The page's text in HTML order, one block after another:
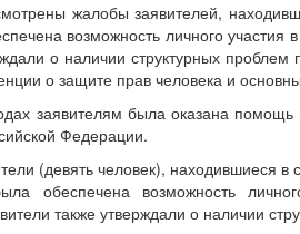
жалобы заявителей,
возможность личного участия
о наличии структурных
о защите прав человека и
заявителям была оказана
Федерации.
(девять человек), находившиеся
обеспечена возможность
также утверждали о наличии